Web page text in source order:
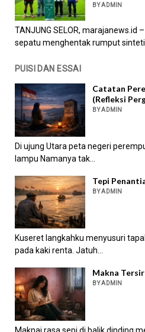
BY ADMIN
TANJUNG SELOR, marajanews.id
sepatu menghentak rumput
PUISI DAN ESSAI
Catatan
(Refleksi
BY ADMIN
Di ujung Utara peta negeri
lampu Namanya tak...
Tepi
BY ADMIN
Kuseret langkahku menyusuri
pada kaki renta. Jatuh...
Makna
BY ADMIN
Maknai rasa sepi di balik dinding